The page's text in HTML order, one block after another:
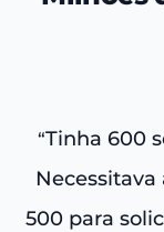
“Tinha 600
500 para